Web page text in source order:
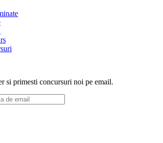
si primesti concursuri noi pe email.